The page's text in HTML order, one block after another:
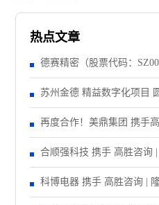
热点文章
德赛精密（股票代码：
精益注塑项目！
苏州金德 精益数字化项目
再度合作！美鼎集团 携手
合顺强科技 携手 高胜咨询
大会！
科博电器 携手 高胜咨询 |